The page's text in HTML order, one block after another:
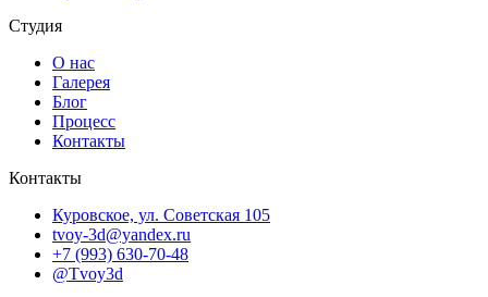
Студия
О нас
Галерея
Блог
Процесс
Контакты
Контакты
Куровское, ул. Советская 105
tvoy-3d@yandex.ru
+7 (993) 630-70-48
@Tvoy3d